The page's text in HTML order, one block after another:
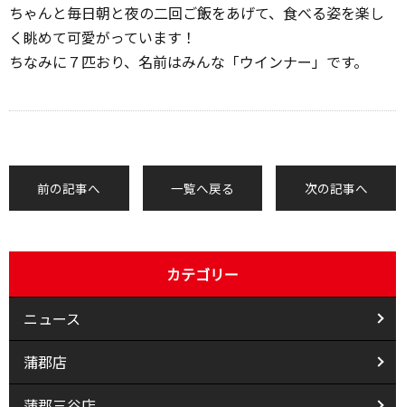
ちゃんと毎日朝と夜の二回ご飯をあげて、食べる姿を楽し
く眺めて可愛がっています！
ちなみに７匹おり、名前はみんな「ウインナー」です。
前の記事へ 一覧へ戻る 次の記事へ
カテゴリー
ニュース
蒲郡店